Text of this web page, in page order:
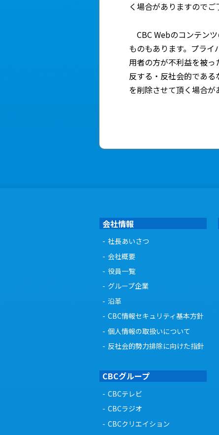
く場合がありますのでご
CBC Webのコンテン
ものもあります。プラ
用者の方が不利益を被
反する・反社会的であ
を削除させて頂く場合が
会社情報
社長あいさつ
会社概要
役員一覧
グループ企業
沿革
CBC情報セキュリティ基本方針
個人情報の取扱いについて
反社会的勢力排除に向けた指針
CBCグループ
CBCテレビ
CBCラジオ
CBCクリエイション